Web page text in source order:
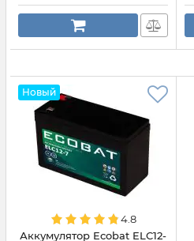
Новый
4.8
Аккумулятор Ecobat ELC12-